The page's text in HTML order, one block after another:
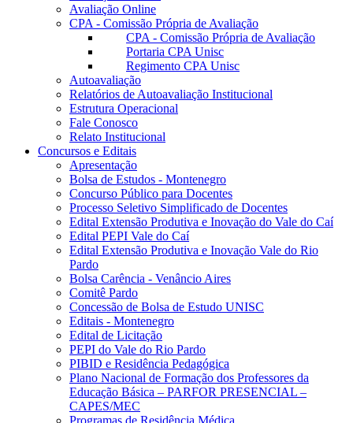
Avaliação Online
CPA - Comissão Própria de Avaliação
CPA - Comissão Própria de Avaliação
Portaria CPA Unisc
Regimento CPA Unisc
Autoavaliação
Relatórios de Autoavaliação Institucional
Estrutura Operacional
Fale Conosco
Relato Institucional
Concursos e Editais
Apresentação
Bolsa de Estudos - Montenegro
Concurso Público para Docentes
Processo Seletivo Simplificado de Docentes
Edital Extensão Produtiva e Inovação do Vale do Caí
Edital PEPI Vale do Caí
Edital Extensão Produtiva e Inovação Vale do Rio
Pardo
Bolsa Carência - Venâncio Aires
Comitê Pardo
Concessão de Bolsa de Estudo UNISC
Editais - Montenegro
Edital de Licitação
PEPI do Vale do Rio Pardo
PIBID e Residência Pedagógica
Plano Nacional de Formação dos Professores da
Educação Básica – PARFOR PRESENCIAL –
CAPES/MEC